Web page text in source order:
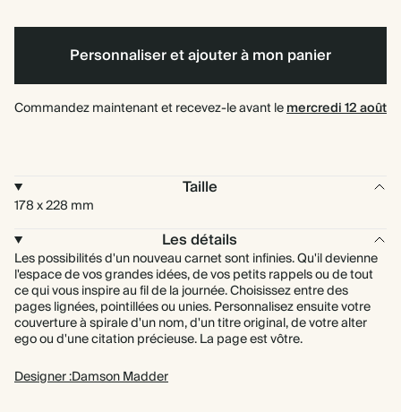
Personnaliser et ajouter à mon panier
Commandez maintenant et recevez-le avant lemercredi 12 août
Taille
178 x 228 mm
Les détails
Les possibilités d'un nouveau carnet sont infinies. Qu'il devienne
l'espace de vos grandes idées, de vos petits rappels ou de tout
ce qui vous inspire au fil de la journée. Choisissez entre des
pages lignées, pointillées ou unies. Personnalisez ensuite votre
couverture à spirale d'un nom, d'un titre original, de votre alter
ego ou d'une citation précieuse. La page est vôtre.
Designer :Damson Madder